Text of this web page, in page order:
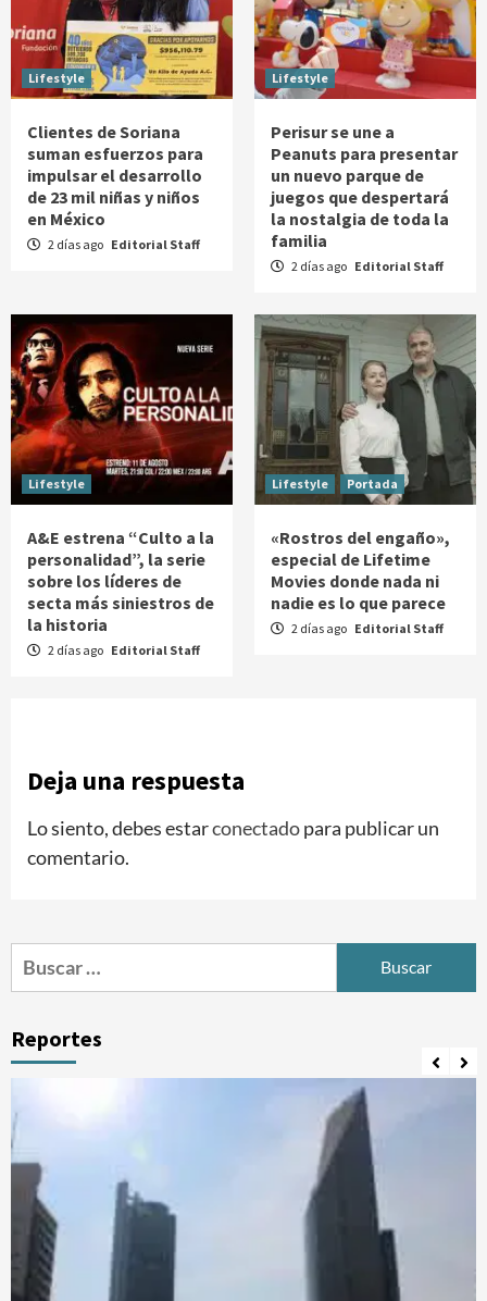
Lifestyle
Clientes de Soriana
suman esfuerzos para
impulsar el desarrollo
de 23 mil niñas y niños
en México
2 días ago Editorial Staff
Lifestyle
Perisur se une a
Peanuts para presentar
un nuevo parque de
juegos que despertará
la nostalgia de toda la
familia
2 días ago Editorial Staff
Lifestyle
A&E estrena “Culto a la
personalidad”, la serie
sobre los líderes de
secta más siniestros de
la historia
2 días ago Editorial Staff
Lifestyle Portada
«Rostros del engaño»,
especial de Lifetime
Movies donde nada ni
nadie es lo que parece
2 días ago Editorial Staff
Deja una respuesta
Lo siento, debes estarconectadopara publicar un
comentario.
Buscar:
Reportes